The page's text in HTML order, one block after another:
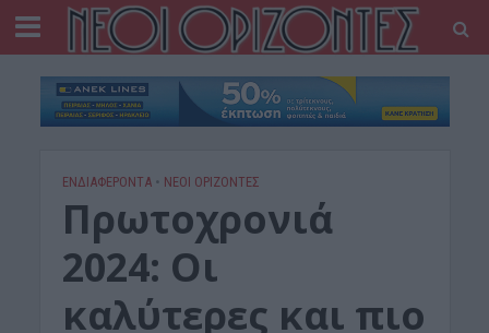
ΕΝΔΙΑΦΕΡΟΝΤΑ • ΝΕΟΙ ΟΡΙΖΟΝΤΕΣ
Πρωτοχρονιά
2024: Οι
καλύτερες και πιο